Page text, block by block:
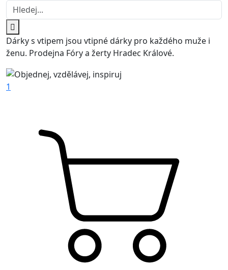
Dárky s vtipem jsou vtipné dárky pro každého muže i
ženu. Prodejna Fóry a žerty Hradec Králové.
1